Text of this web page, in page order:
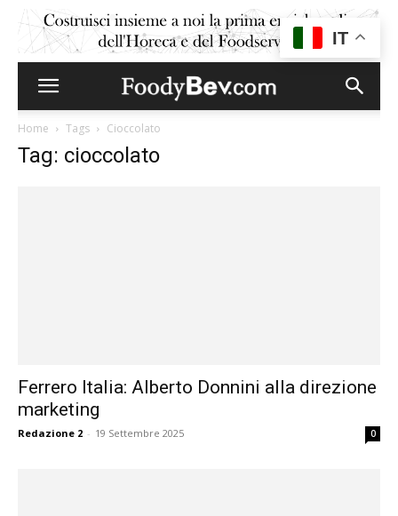
Home Tags Cioccolato
Tag: cioccolato
Ferrero Italia: Alberto Donnini alla direzione
marketing
Redazione 2 - 19 Settembre 2025 0
IT